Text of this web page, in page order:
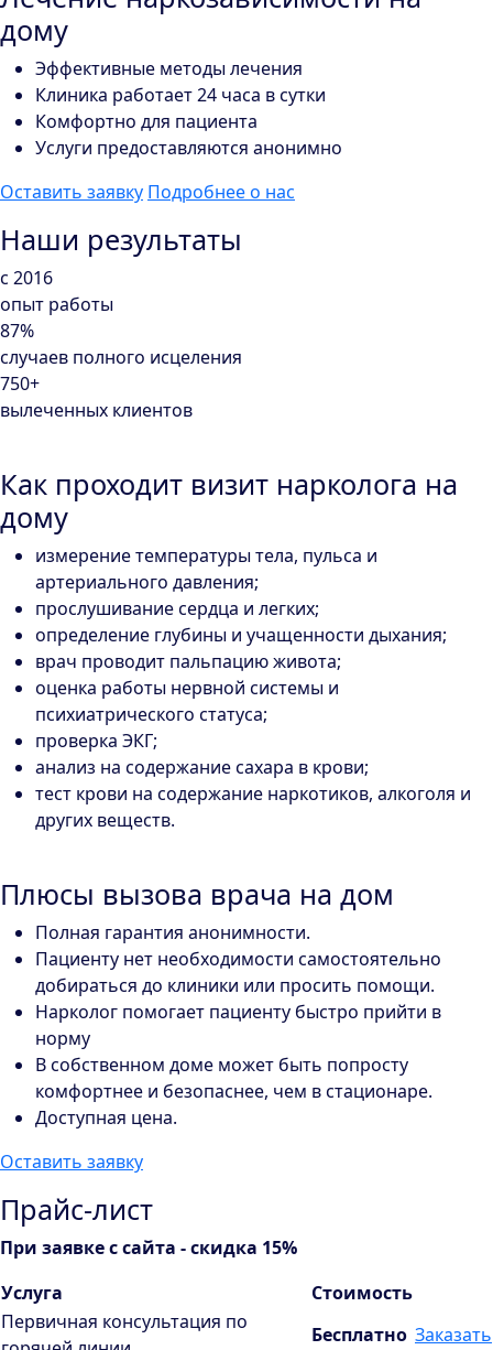
дому
Эффективные методы лечения
Клиника работает 24 часа в сутки
Комфортно для пациента
Услуги предоставляются анонимно
Оставить заявку Подробнее о нас
Наши результаты
с 2016
опыт работы
87%
случаев полного исцеления
750+
вылеченных клиентов
Как проходит визит нарколога на
дому
измерение температуры тела, пульса и
артериального давления;
прослушивание сердца и легких;
определение глубины и учащенности дыхания;
врач проводит пальпацию живота;
оценка работы нервной системы и
психиатрического статуса;
проверка ЭКГ;
анализ на содержание сахара в крови;
тест крови на содержание наркотиков, алкоголя и
других веществ.
Плюсы вызова врача на дом
Полная гарантия анонимности.
Пациенту нет необходимости самостоятельно
добираться до клиники или просить помощи.
Нарколог помогает пациенту быстро прийти в
норму
В собственном доме может быть попросту
комфортнее и безопаснее, чем в стационаре.
Доступная цена.
Оставить заявку
Прайс-лист
При заявке с сайта - скидка 15%
Услуга
Стоимость
Первичная консультация по
Бесплатно Заказать